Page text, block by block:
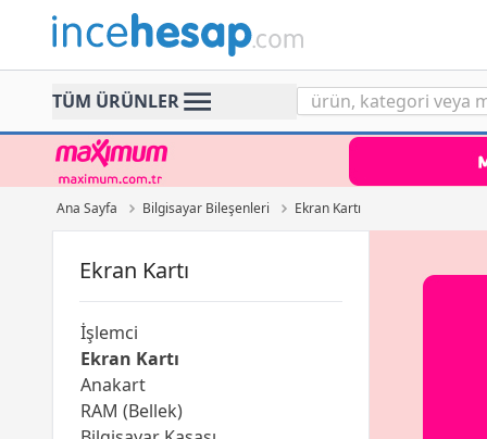
Incehesap
TÜM ÜRÜNLER
Ana Sayfa Bilgisayar Bileşenleri Ekran Kartı
Ekran Kartı
İşlemci
Ekran Kartı
Anakart
RAM (Bellek)